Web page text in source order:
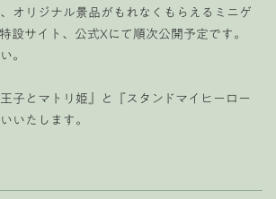
オリジナル景品がもれなくもらえるミニゲ
設サイト、公式Xにて順次公開予定です。
。
子とマトリ姫』と『スタンドマイヒーロー
いたします。